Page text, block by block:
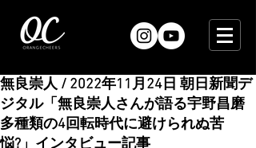
無良崇人 / 2022年11月24日 朝日新聞デ
ジタル「無良崇人さんが語る宇野昌磨
多種類の4回転時代に避けられぬ苦
悩?」インタビュー記事